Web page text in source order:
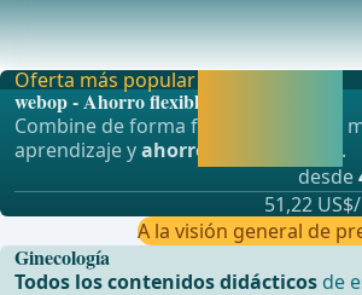
Existen varias t&#xE9;cnicas de
laparosc&#xF3;picas:T&#xE9;cnica
Oferta más popular
webop - Ahorro flexible
Combine de forma flexible nuestros
aprendizaje yahorre hasta un 50% .
desde
51,22
A la visión general de
Ginecología
Todos los contenidos didácticos de